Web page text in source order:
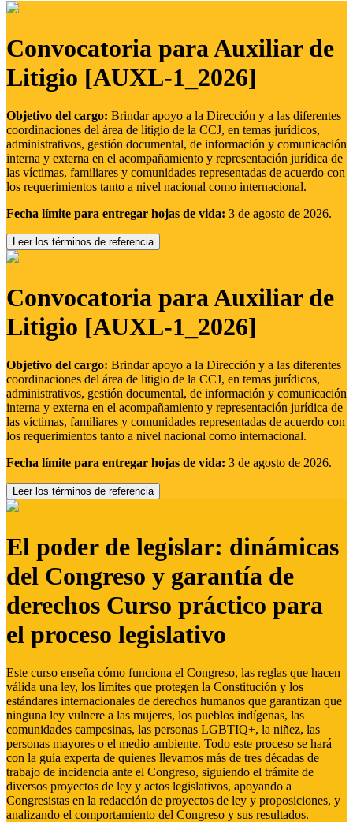
Convocatoria para Auxiliar de
Litigio [AUXL-1_2026]
Objetivo del cargo: Brindar apoyo a la Dirección y a las diferentes
coordinaciones del área de litigio de la CCJ, en temas jurídicos,
administrativos, gestión documental, de información y comunicación
interna y externa en el acompañamiento y representación jurídica de
las víctimas, familiares y comunidades representadas de acuerdo con
los requerimientos tanto a nivel nacional como internacional.
Fecha límite para entregar hojas de vida: 3 de agosto de 2026.
Leer los términos de referencia
Convocatoria para Auxiliar de
Litigio [AUXL-1_2026]
Objetivo del cargo: Brindar apoyo a la Dirección y a las diferentes
coordinaciones del área de litigio de la CCJ, en temas jurídicos,
administrativos, gestión documental, de información y comunicación
interna y externa en el acompañamiento y representación jurídica de
las víctimas, familiares y comunidades representadas de acuerdo con
los requerimientos tanto a nivel nacional como internacional.
Fecha límite para entregar hojas de vida: 3 de agosto de 2026.
Leer los términos de referencia
El poder de legislar: dinámicas
del Congreso y garantía de
derechos Curso práctico para
el proceso legislativo
Este curso enseña cómo funciona el Congreso, las reglas que hacen
válida una ley, los límites que protegen la Constitución y los
estándares internacionales de derechos humanos que garantizan que
ninguna ley vulnere a las mujeres, los pueblos indígenas, las
comunidades campesinas, las personas LGBTIQ+, la niñez, las
personas mayores o el medio ambiente. Todo este proceso se hará
con la guía experta de quienes llevamos más de tres décadas de
trabajo de incidencia ante el Congreso, siguiendo el trámite de
diversos proyectos de ley y actos legislativos, apoyando a
Congresistas en la redacción de proyectos de ley y proposiciones, y
analizando el comportamiento del Congreso y sus resultados.